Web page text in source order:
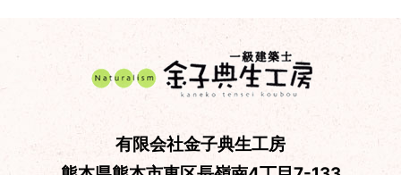
有限会社金子典生工房